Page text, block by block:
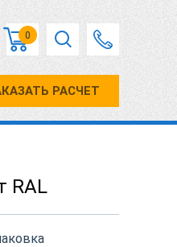
0
РАСЧЕТ
RAL